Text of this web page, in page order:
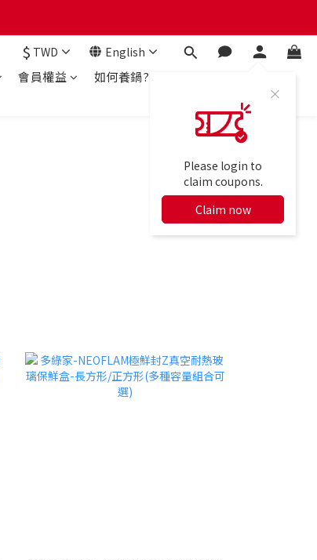
$ TWD English
Please login to
claim coupons.
Claim now
會員權益 如何養鍋?